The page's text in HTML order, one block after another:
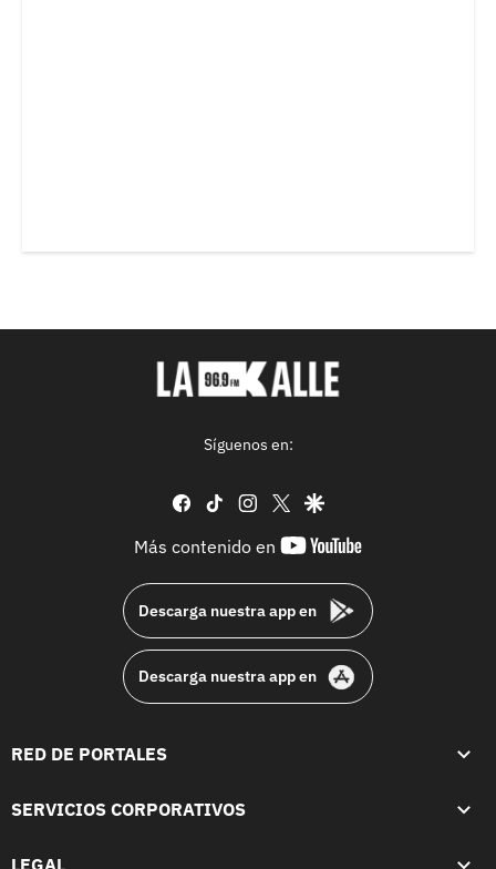
Síguenos en:
facebook
tiktok instagram
twittergoogle
Más contenido en
youtube-
Descarga nuestra app en
Descarga nuestra app en
RED DE PORTALES
SERVICIOS CORPORATIVOS